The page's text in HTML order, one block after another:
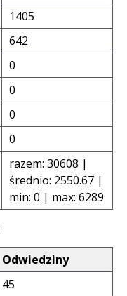
1405
642
0
0
0
0
razem: 30608 |
średnio: 2550.67 |
min: 0 | max: 6289
Odwiedziny
45